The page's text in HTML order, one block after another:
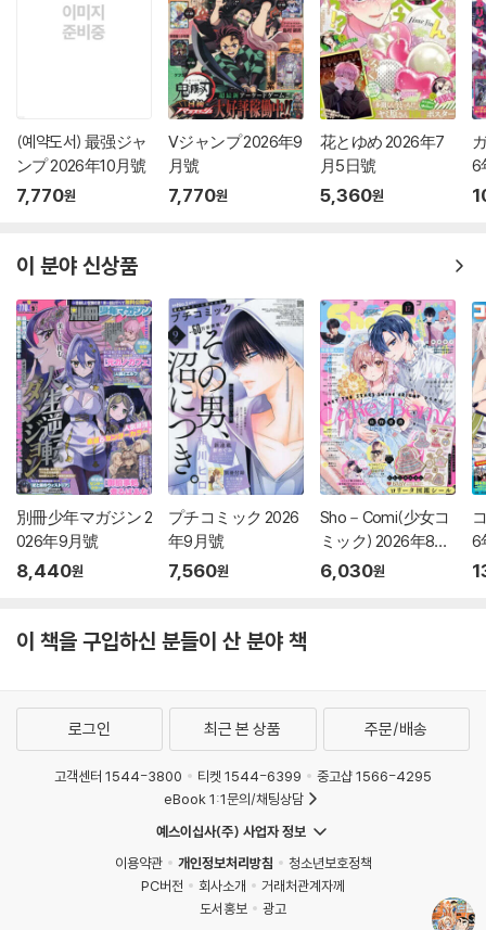
(예약도서) 最强ジャ
ンプ 2026年10月號
7,770원
Vジャンプ 2026年9
月號
7,770원
花とゆめ 2026年7
月5日號
5,360원
6
이 분야 신상품
別冊少年マガジン 2
026年9月號
8,440원
プチコミック 2026
年9月號
7,560원
Sho－Comi(少女コ
ミック) 2026年8月
20日號
6,030원
6
이 책을 구입하신 분들이 산 분야 책
로그인 최근 본 상품 주문/배송
고객센터 1544-3800 티켓 1544-6399
중고샵 1566-4295
eBook 1:1문의/채팅상담
예스이십사(주) 사업자 정보
이용약관
개인정보처리방침
청소년보호정책
PC버전
회사소개
거래처관계자께
도서홍보
광고